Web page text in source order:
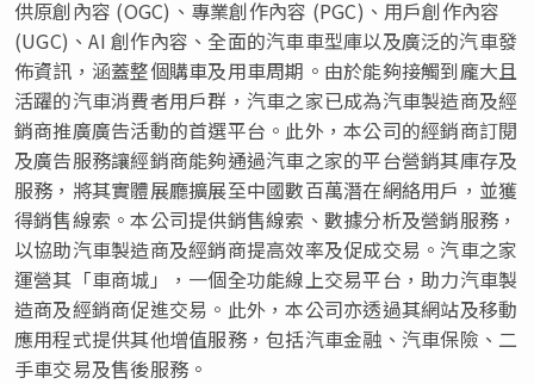
供原創內容 (OGC)、專業創作內容 (PGC)、用戶創作內容
(UGC)、AI 創作內容、全面的汽車車型庫以及廣泛的汽車發
佈資訊，涵蓋整個購車及用車周期。由於能夠接觸到龐大且
活躍的汽車消費者用戶群，汽車之家已成為汽車製造商及經
銷商推廣廣告活動的首選平台。此外，本公司的經銷商訂閱
及廣告服務讓經銷商能夠通過汽車之家的平台營銷其庫存及
服務，將其實體展廳擴展至中國數百萬潛在網絡用戶，並獲
得銷售線索。本公司提供銷售線索、數據分析及營銷服務，
以協助汽車製造商及經銷商提高效率及促成交易。汽車之家
運營其「車商城」，一個全功能線上交易平台，助力汽車製
造商及經銷商促進交易。此外，本公司亦透過其網站及移動
應用程式提供其他增值服務，包括汽車金融、汽車保險、二
手車交易及售後服務。